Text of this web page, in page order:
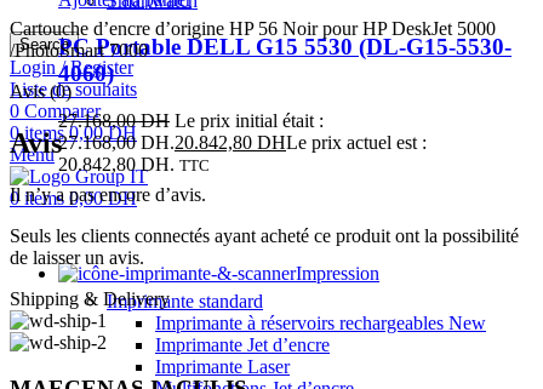
Search
Login / Register
Liste de souhaits
0 Comparer
0items 0,00DH
Menu
0items 0,00DH
PC Portable DELL G15 5530 (DL-G15-5530-
4060)
27.168,00DH Le prix initial était :
27.168,00 DH.20.842,80 DHLe prix actuel est :
20.842,80 DH. TTC
Impression
Imprimante standard
Imprimante à réservoirs rechargeables New
Imprimante Jet d’encre
Imprimante Laser
Cartouche d’encre d’origine HP 56 Noir pour HP DeskJet 5000
/PhotoSmart 7000
Avis (0)
Avis
Il n’y a pas encore d’avis.
Seuls les clients connectés ayant acheté ce produit ont la possibilité
de laisser un avis.
Shipping & Delivery